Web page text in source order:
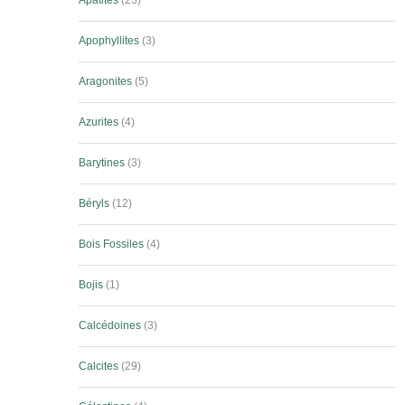
Apophyllites 3
Aragonites 5
Azurites 4
Barytines 3
Béryls 12
Bois Fossiles 4
Bojis 1
Calcédoines 3
Calcites 29